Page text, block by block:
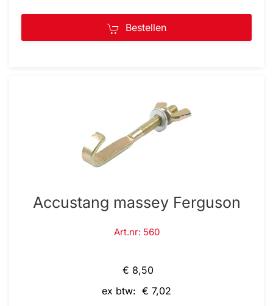
Bestellen
Accustang massey Ferguson
Art.nr: 560
€ 8,50
ex btw: € 7,02